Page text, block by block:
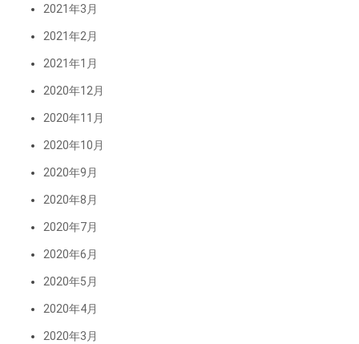
2021年3月
2021年2月
2021年1月
2020年12月
2020年11月
2020年10月
2020年9月
2020年8月
2020年7月
2020年6月
2020年5月
2020年4月
2020年3月